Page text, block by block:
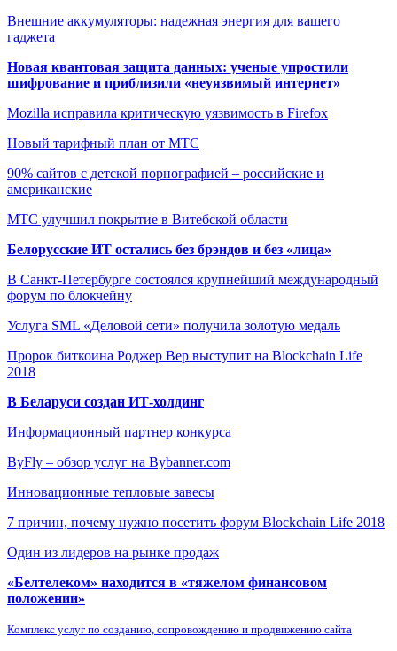
Внешние аккумуляторы: надежная энергия для вашего
гаджета
Новая квантовая защита данных: ученые упростили
шифрование и приблизили «неуязвимый интернет»
Mozilla исправила критическую уязвимость в Firefox
Новый тарифный план от МТС
90% сайтов с детской порнографией – российские и
американские
МТС улучшил покрытие в Витебской области
Белорусские ИТ остались без брэндов и без «лица»
В Санкт-Петербурге состоялся крупнейший международный
форум по блокчейну
Услуга SML «Деловой сети» получила золотую медаль
Пророк биткоина Роджер Вер выступит на Blockchain Life
2018
В Беларуси создан ИТ-холдинг
Информационный партнер конкурса
ByFly – обзор услуг на Bybanner.com
Инновационные тепловые завесы
7 причин, почему нужно посетить форум Blockchain Life 2018
Один из лидеров на рынке продаж
«Белтелеком» находится в «тяжелом финансовом
положении»
Комплекс услуг по созданию, сопровождению и продвижению сайта